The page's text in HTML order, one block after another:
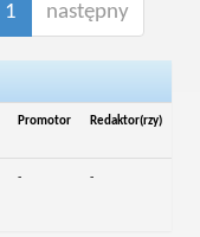
1 następny
Promotor Redaktor(rzy)
- -